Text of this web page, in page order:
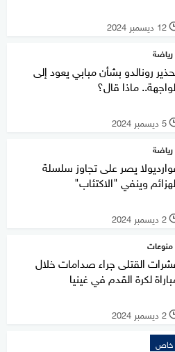
12 ديسمبر 2024
رياضة
رونالدو بشأن مبابي يعود إلى
ماذا قال؟
5 ديسمبر 2024
رياضة
يصر على تجاوز سلسلة
وينفي "الاكتئاب"
2 ديسمبر 2024
منوعات
القتلى جراء صدامات خلال
لكرة القدم في غينيا
2 ديسمبر 2024
خاص